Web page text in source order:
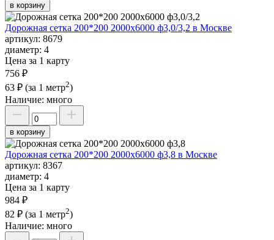
в корзину
Дорожная сетка 200*200 2000х6000 ф3,0/3,2 в Москве
артикул: 8679
диаметр: 4
Цена за 1 карту
756 ₽
63 ₽ (за 1 метр2)
Наличие: много
в корзину
Дорожная сетка 200*200 2000х6000 ф3,8 в Москве
артикул: 8367
диаметр: 4
Цена за 1 карту
984 ₽
82 ₽ (за 1 метр2)
Наличие: много